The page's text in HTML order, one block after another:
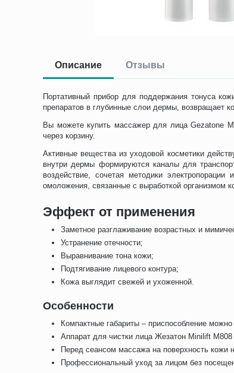
Описание Отзывы
Портативный прибор для поддержания тонуса
препаратов в глубинные слои дермы, возвращает
Вы можете купить массажер для лица Gezatone
через корзину.
Активные вещества из уходовой косметики
внутри дермы формируются каналы для
воздействие, сочетая методики
омоложения, связанные с выработкой организмом
Эффект от применения
Заметное разглаживание возрастных и
Устранение отечности;
Выравнивание тона кожи;
Подтягивание лицевого контура;
Кожа выглядит свежей и ухоженной.
Особенности
Компактные габариты – приспособление
Аппарат для чистки лица Жезатон Minilift
Перед сеансом массажа на поверхность
Профессиональный уход за лицом без